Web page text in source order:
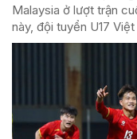
Malaysia ở lượt trận
này, đội tuyển U17